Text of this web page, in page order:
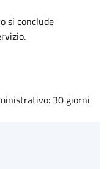
si conclude
30 giorni